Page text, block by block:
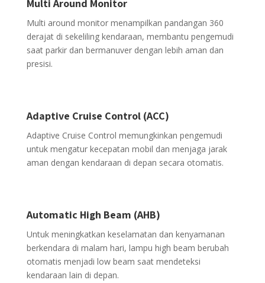
Multi Around Monitor
Multi around monitor menampilkan pandangan 360
derajat di sekeliling kendaraan, membantu pengemudi
saat parkir dan bermanuver dengan lebih aman dan
presisi.
Adaptive Cruise Control (ACC)
Adaptive Cruise Control memungkinkan pengemudi
untuk mengatur kecepatan mobil dan menjaga jarak
aman dengan kendaraan di depan secara otomatis.
Automatic High Beam (AHB)
Untuk meningkatkan keselamatan dan kenyamanan
berkendara di malam hari, lampu high beam berubah
otomatis menjadi low beam saat mendeteksi
kendaraan lain di depan.